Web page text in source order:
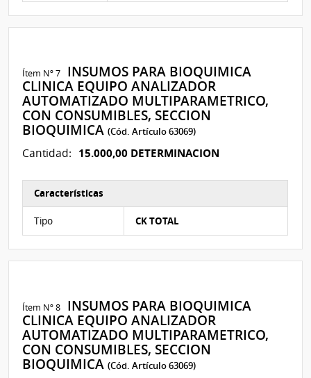
Ítem Nº 7
INSUMOS PARA BIOQUIMICA
CLINICA EQUIPO ANALIZADOR
AUTOMATIZADO MULTIPARAMETRICO,
CON CONSUMIBLES, SECCION
BIOQUIMICA(Cód. Artículo 63069)
Cantidad: 15.000,00 DETERMINACION
Características
Tipo CK TOTAL
Ítem Nº 8
INSUMOS PARA BIOQUIMICA
CLINICA EQUIPO ANALIZADOR
AUTOMATIZADO MULTIPARAMETRICO,
CON CONSUMIBLES, SECCION
BIOQUIMICA(Cód. Artículo 63069)